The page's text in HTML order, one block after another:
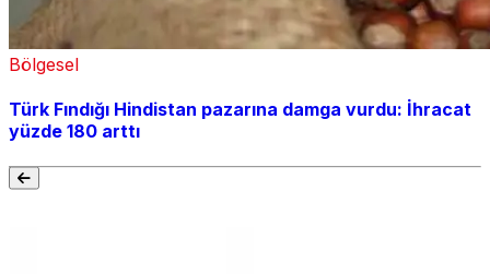
Bölgesel
Türk Fındığı Hindistan pazarına damga vurdu: İhracat
yüzde 180 arttı